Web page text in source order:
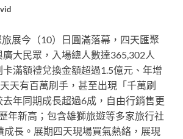
展今（10）日圓滿落幕，四天匯聚
大民眾，入場總人數達365,302人
滿額禮兌換金額超過1.5億元、年增
天有百萬刷手，甚至出現「千萬刷
年同期成長超過6成，自由行銷售更
年新高；包含雄獅旅遊等多家旅行社
成長。展期四天現場買氣熱絡，展現